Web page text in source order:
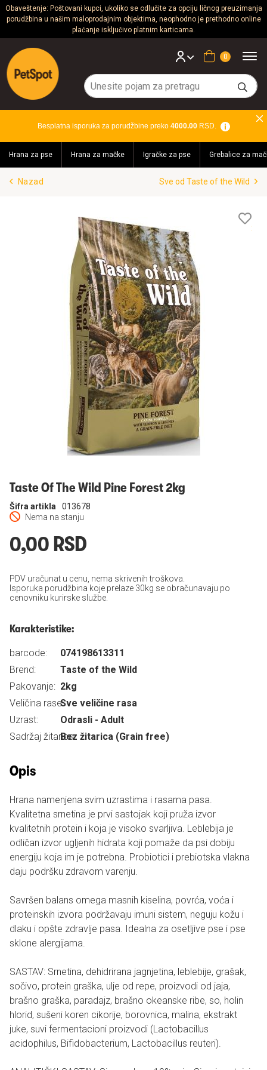
Obaveštenje: Poštovani kupci, ukoliko se odlučite za opciju ličnog preuzimanja
porudžbina u našim maloprodajnim objektima, neophodno je prethodno online
plaćanje isključivo platnim karticama.
Psi
Mačke
Glodari
Akvaristika
Teraristika
Brendovi
Korpa
Besplatna isporuka za porudžbine preko 4000.00RSD.
Hrana za pse Hrana za mačke Igračke za pse Grebalice za
Nazad Sve od Taste of the Wild
Taste Of The Wild Pine Forest 2kg
Nema na stanju
Šifra artikla 013678
0,00 RSD
PDV uračunat u cenu, nema skrivenih troškova.
Isporuka porudžbina koje prelaze 30kg se obračunavaju po
cenovniku kurirske službe.
Karakteristike:
barcode:
074198613311
Brend:
Taste of the Wild
Pakovanje: 2kg
Veličina rase:Sve veličine rasa
Uzrast:
Odrasli - Adult
Sadržaj žitarica:Bez žitarica (Grain free)
Opis
Hrana namenjena svim uzrastima i rasama pasa.
Kvalitetna srnetina je prvi sastojak koji pruža izvor
kvalitetnih protein i koja je visoko svarljiva. Leblebija je
odličan izvor ugljenih hidrata koji pomaže da psi dobiju
energiju koja im je potrebna. Probiotici i prebiotska vlakna
daju podršku zdravom varenju.
Savršen balans omega masnih kiselina, povrća, voća i
proteinskih izvora podržavaju imuni sistem, neguju kožu i
dlaku i opšte zdravlje pasa. Idealna za osetljive pse i pse
sklone alergijama.
SASTAV: Srnetina, dehidrirana jagnjetina, leblebije, grašak,
sočivo, protein graška, ulje od repe, proizvodi od jaja,
brašno graška, paradajz, brašno okeanske ribe, so, holin
hlorid, sušeni koren cikorije, borovnica, malina, ekstrakt
juke, suvi fermentacioni proizvodi (Lactobacillus
acidophilus, Bifidobacterium, Lactobacillus reuteri).